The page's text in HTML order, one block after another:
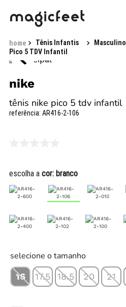
Tênis Infantis Masculino
Pico 5 TDV Infantil
nike
tênis nike pico 5 tdv infantil
referência: AR416-2-106
escolha a cor: branco
selecione o tamanho
16 17.5 18.5 20 21